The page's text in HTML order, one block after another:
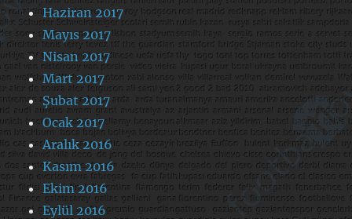
Haziran 2017
Mayıs 2017
Nisan 2017
Mart 2017
Şubat 2017
Ocak 2017
Aralık 2016
Kasım 2016
Ekim 2016
Eylül 2016